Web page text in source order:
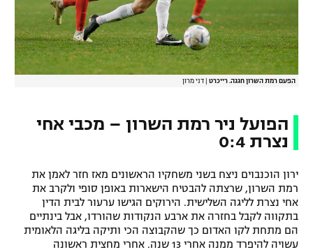
תגיות
המגזין
הפעם רמת השרון חגגה. רייכרט דני מרון
הפועל ניר רמת השרון – מכבי אחי
נצרת 0:4
ירון הוכנבוים ניצח בשני משחקיו הראשונים מאז חזר לאמן את
רמת השרון, שרצתה להבטיח הישארות באופן סופי ולקרב את
אחי נצרת לליגה השלישית. הירוקים הגישו ערעור לבית הדין
בתקווה לקבל בחזרה את ארבע הנקודות שהורדו, אבל בינתיים
הם מתחת לקו האדום כך שהקבוצה הכי ותיקה בליגה הלאומית
עשויה להיפרד ממנה אחרי 13 שנה. אחרי מחצית ראשונה